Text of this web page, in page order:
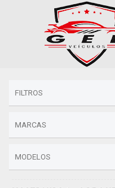
FILTROS
MARCAS
MODELOS